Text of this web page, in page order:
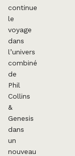
continue
le
voyage
dans
l’univers
combiné
de
Phil
Collins
&
Genesis
dans
un
nouveau